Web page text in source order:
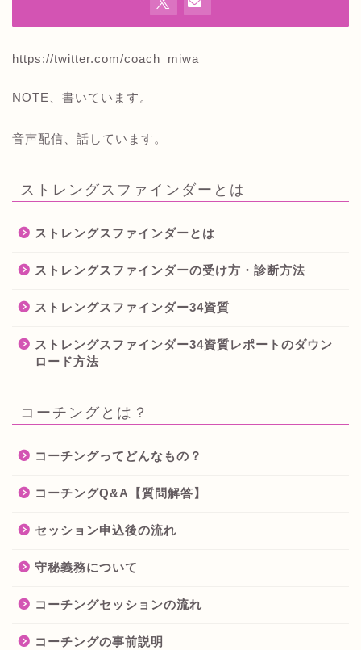
https://twitter.com/coach_miwa
NOTE、書いています。
音声配信、話しています。
ストレングスファインダーとは
ストレングスファインダーとは
ストレングスファインダーの受け方・診断方法
ストレングスファインダー34資質
ストレングスファインダー34資質レポートのダウン
ロード方法
コーチングとは？
コーチングってどんなもの？
コーチングQ&A【質問解答】
セッション申込後の流れ
守秘義務について
コーチングセッションの流れ
コーチングの事前説明